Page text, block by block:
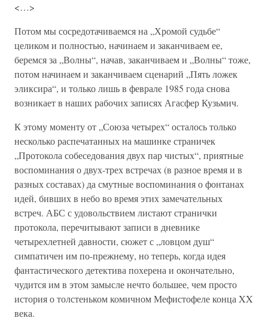
<…>
Потом мы сосредотачиваемся на „Хромой судьбе“
целиком и полностью, начинаем и заканчиваем ее,
беремся за „Волны“, начав, заканчиваем и „Волны“ тоже,
потом начинаем и заканчиваем сценарий „Пять ложек
эликсира“, и только лишь в феврале 1985 года снова
возникает в наших рабочих записях Агасфер Кузьмич.
К этому моменту от „Союза четырех“ осталось только
несколько распечатанных на машинке страничек
„Протокола собеседования двух пар чистых“, приятные
воспоминания о двух-трех встречах (в разное время и в
разных составах) да смутные воспоминания о фонтанах
идей, бивших в небо во время этих замечательных
встреч. АБС с удовольствием листают странички
протокола, перечитывают записи в дневнике
четырехлетней давности, сюжет с „ловцом душ“
симпатичен им по-прежнему, но теперь, когда идея
фантастического детектива похерена и окончательно,
чудится им в этом замысле нечто большее, чем просто
история о толстеньком комичном Мефистофеле конца XX
века.